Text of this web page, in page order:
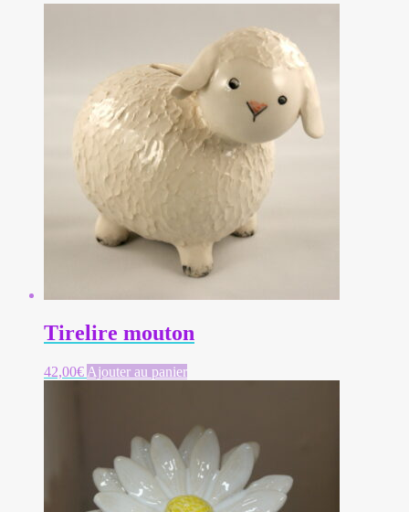
Tirelire mouton
42,00€ Ajouter au panier